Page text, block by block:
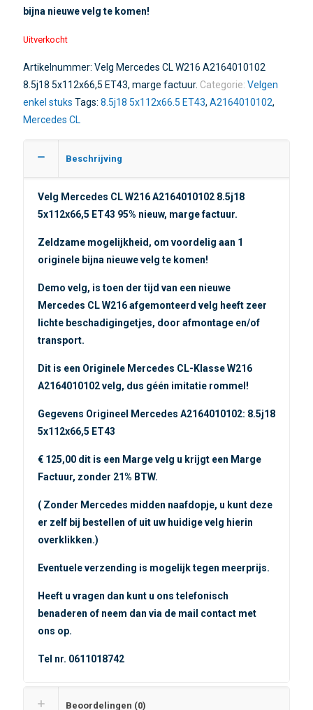
bijna nieuwe velg te komen!
Uitverkocht
Artikelnummer: Velg Mercedes CL W216 A2164010102
8.5j18 5x112x66,5 ET43, marge factuur. Categorie: Velgen
enkel stuks Tags: 8.5j18 5x112x66.5 ET43, A2164010102,
Mercedes CL
Beschrijving
Velg Mercedes CL W216 A2164010102 8.5j18
5x112x66,5 ET43 95% nieuw, marge factuur.
Zeldzame mogelijkheid, om voordelig aan 1
originele bijna nieuwe velg te komen!
Demo velg, is toen der tijd van een nieuwe
Mercedes CL W216 afgemonteerd velg heeft zeer
lichte beschadigingetjes, door afmontage en/of
transport.
Dit is een Originele Mercedes CL-Klasse W216
A2164010102 velg, dus géén imitatie rommel!
Gegevens Origineel Mercedes A2164010102: 8.5j18
5x112x66,5 ET43
€ 125,00 dit is een Marge velg u krijgt een Marge
Factuur, zonder 21% BTW.
( Zonder Mercedes midden naafdopje, u kunt deze
er zelf bij bestellen of uit uw huidige velg hierin
overklikken.)
Eventuele verzending is mogelijk tegen meerprijs.
Heeft u vragen dan kunt u ons telefonisch
benaderen of neem dan via de mail contact met
ons op.
Tel nr. 0611018742
Beoordelingen (0)